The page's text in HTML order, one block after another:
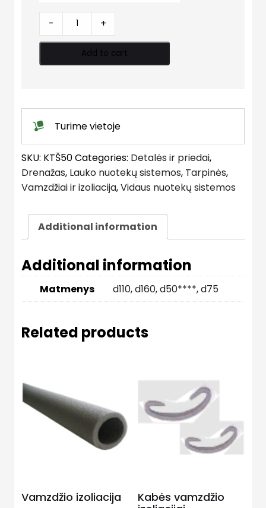
guminė
quantity
- +
Add to cart
Turime vietoje
SKU: KTŠ50Categories: Detalės ir priedai,
Drenažas, Lauko nuotekų sistemos, Tarpinės,
Vamzdžiai ir izoliacija,Vidaus nuotekų sistemos
Additional information
Additional information
Matmenys d110,d160,d50****,d75
Related products
Vamzdžio izoliacija
Kabės vamzdžio